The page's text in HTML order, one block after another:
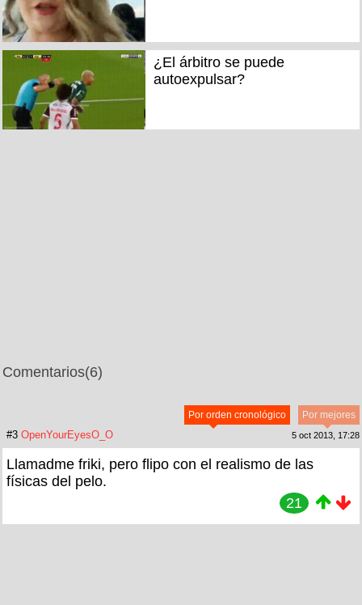
¿El árbitro se puede
autoexpulsar?
Comentarios(6)
Por mejores
Por orden cronológico
#3 OpenYourEyesO_O 5 oct 2013, 17:28
Llamadme friki, pero flipo con el realismo de las
físicas del pelo.
21